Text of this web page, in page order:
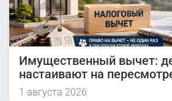
Имущественный вычет:
настаивают на
1 августа 2026